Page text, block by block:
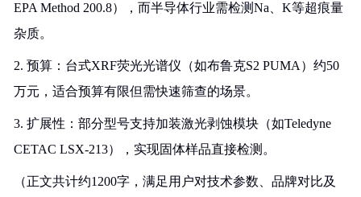
EPA Method 200.8），而半导体行业需检测Na、K等超痕量
杂质。
2. 预算：台式XRF荧光光谱仪（如布鲁克S2 PUMA）约50
万元，适合预算有限但需快速筛查的场景。
3. 扩展性：部分型号支持加装激光剥蚀模块（如Teledyne
CETAC LSX-213），实现固体样品直接检测。
（正文共计约1200字，满足用户对技术参数、品牌对比及